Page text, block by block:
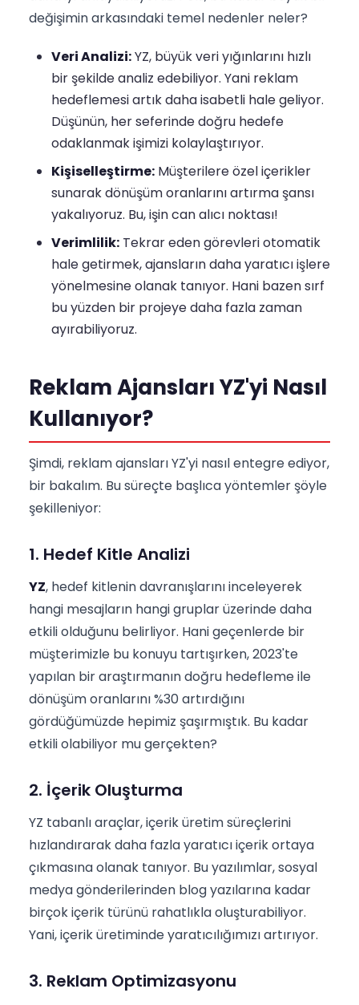
değişimin arkasındaki temel nedenler neler?
Veri Analizi:YZ, büyük veri yığınlarını hızlı
bir şekilde analiz edebiliyor. Yani reklam
hedeflemesi artık daha isabetli hale geliyor.
Düşünün, her seferinde doğru hedefe
odaklanmak işimizi kolaylaştırıyor.
Kişiselleştirme: Müşterilere özel içerikler
sunarak dönüşüm oranlarını artırma şansı
yakalıyoruz. Bu, işin can alıcı noktası!
Verimlilik: Tekrar eden görevleri otomatik
hale getirmek, ajansların daha yaratıcı işlere
yönelmesine olanak tanıyor. Hani bazen sırf
bu yüzden bir projeye daha fazla zaman
ayırabiliyoruz.
Reklam Ajansları YZ'yi Nasıl
Kullanıyor?
Şimdi, reklam ajansları YZ'yi nasıl entegre ediyor,
bir bakalım. Bu süreçte başlıca yöntemler şöyle
şekilleniyor:
1. Hedef Kitle Analizi
YZ, hedef kitlenin davranışlarını inceleyerek
hangi mesajların hangi gruplar üzerinde daha
etkili olduğunu belirliyor. Hani geçenlerde bir
müşterimizle bu konuyu tartışırken, 2023'te
yapılan bir araştırmanın doğru hedefleme ile
dönüşüm oranlarını %30 artırdığını
gördüğümüzde hepimiz şaşırmıştık. Bu kadar
etkili olabiliyor mu gerçekten?
2. İçerik Oluşturma
YZ tabanlı araçlar, içerik üretim süreçlerini
hızlandırarak daha fazla yaratıcı içerik ortaya
çıkmasına olanak tanıyor. Bu yazılımlar, sosyal
medya gönderilerinden blog yazılarına kadar
birçok içerik türünü rahatlıkla oluşturabiliyor.
Yani, içerik üretiminde yaratıcılığımızı artırıyor.
3. Reklam Optimizasyonu